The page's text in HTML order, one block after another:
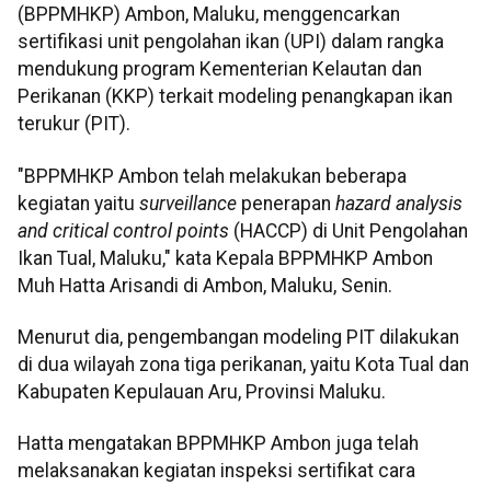
(BPPMHKP) Ambon, Maluku, menggencarkan
sertifikasi unit pengolahan ikan (UPI) dalam rangka
mendukung program Kementerian Kelautan dan
Perikanan (KKP) terkait modeling penangkapan ikan
terukur (PIT).
"BPPMHKP Ambon telah melakukan beberapa
kegiatan yaitu surveillance penerapan hazard analysis
and critical control points (HACCP) di Unit Pengolahan
Ikan Tual, Maluku," kata Kepala BPPMHKP Ambon
Muh Hatta Arisandi di Ambon, Maluku, Senin.
Menurut dia, pengembangan modeling PIT dilakukan
di dua wilayah zona tiga perikanan, yaitu Kota Tual dan
Kabupaten Kepulauan Aru, Provinsi Maluku.
Hatta mengatakan BPPMHKP Ambon juga telah
melaksanakan kegiatan inspeksi sertifikat cara